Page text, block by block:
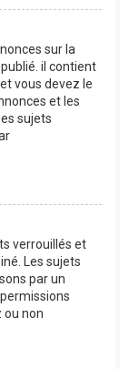
sur la
il contient
vous devez le
et les
sujets
verrouillés et
Les sujets
par un
ou non